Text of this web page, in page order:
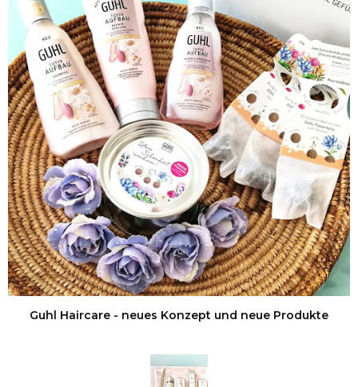
Guhl Haircare - neues Konzept und neue Produkte